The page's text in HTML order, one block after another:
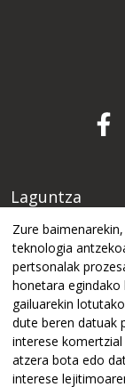
Laguntza
Zure
teknologia
pertsonalak
honetara
gailuarekin
dute beren datuak
interese
atzera bota edo
interese